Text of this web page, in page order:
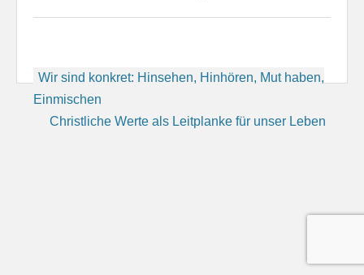
Beitragsnavigation
Wir sind konkret: Hinsehen, Hinhören, Mut haben,
Einmischen
Christliche Werte als Leitplanke für unser Leben